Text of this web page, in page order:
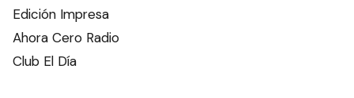
Edición Impresa
Ahora Cero Radio
Club El Día